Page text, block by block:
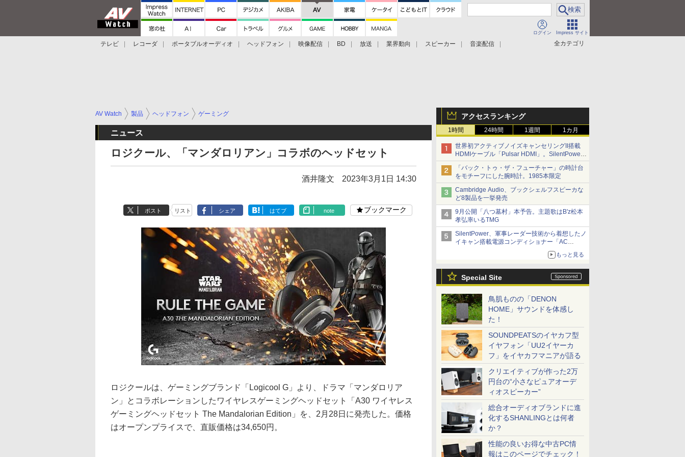
ログイン Impress サイト
全カテゴリ
テレビ レコーダ ポータブルオーディオ ヘッドフォン 映像配信 BD 放送 業界動向 スピーカー
音楽配信
アクセスランキング
1時間 24時間 1週間 1カ月
世界初アクティブノイズキャンセリングII搭載
HDMIケーブル「Pulsar HDMI」。SilentPower
から
「バック・トゥ・ザ・フューチャー」の時計台
をモチーフにした腕時計。1985本限定
Cambridge Audio、ブックシェルフスピーカな
ど8製品を一挙発売
9月公開「八つ墓村」本予告。主題歌はB'z松本
孝弘率いるTMG
SilentPower、軍事レーダー技術から着想したノ
イキャン搭載電源コンディショナー「AC
もっと見る
Special Site
鳥肌ものの「DENON
HOME」サウンドを体感し
た！
SOUNDPEATSのイヤカフ型
イヤフォン「UU2イヤーカ
フ」をイヤカフマニアが語る
クリエイティブが作った2万
円台の“小さなピュアオーデ
ィオスピーカー”
総合オーディオブランドに進
化するSHANLINGとは何者
か？
性能の良いお得な中古PC情
報はこのページでチェック！
AV Watch 製品 ヘッドフォン ゲーミング
ニュース
ロジクール、「マンダロリアン」コラボのヘッドセット
酒井隆文 2023年3月1日 14:30
ポスト リスト シェア はてブ note ブックマーク
ロジクールは、ゲーミングブランド「Logicool G」より、ドラマ「マンダロリア
ン」とコラボレーションしたワイヤレスゲーミングヘッドセット「A30 ワイヤレス
ゲーミングヘッドセット The Mandalorian Edition」を、2月28日に発売した。価格
はオープンプライスで、直販価格は34,650円。